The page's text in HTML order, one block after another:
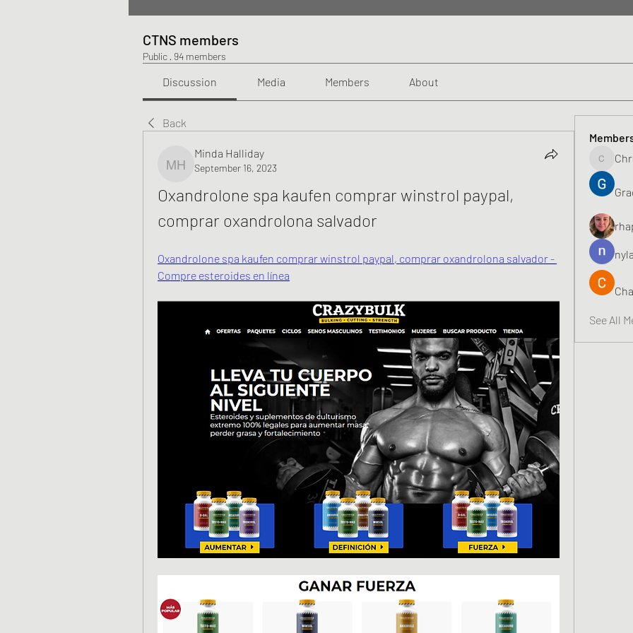
CTNS members
Public · 94 members
Discussion Media Members About
Back
Minda Halliday
Minda Halliday
September 16, 2023
Oxandrolone spa kaufen comprar winstrol paypal,
comprar oxandrolona salvador
Oxandrolone spa kaufen comprar winstrol paypal, comprar oxandrolona salvador -
Compre esteroides en línea
Chris
See All